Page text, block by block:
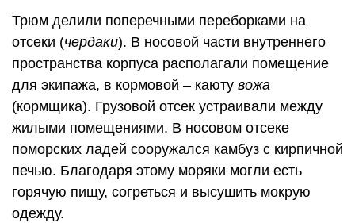
Трюм делили поперечными переборками на
отсеки (чердаки). В носовой части внутреннего
пространства корпуса располагали помещение
для экипажа, в кормовой – каюту вожа
(кормщика). Грузовой отсек устраивали между
жилыми помещениями. В носовом отсеке
поморских ладей сооружался камбуз с кирпичной
печью. Благодаря этому моряки могли есть
горячую пищу, согреться и высушить мокрую
одежду.